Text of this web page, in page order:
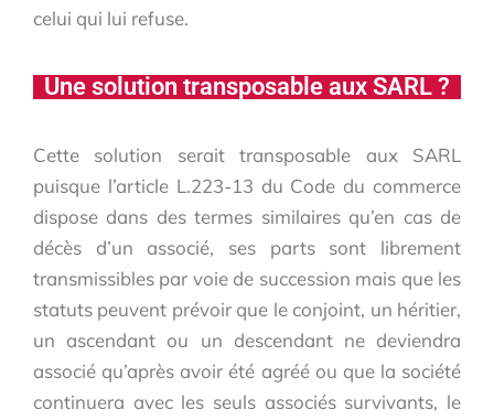
celui qui lui refuse.
Une solution transposable aux SARL ?
Cette solution serait transposable aux SARL
puisque l’article L.223-13 du Code du commerce
dispose dans des termes similaires qu’en cas de
décès d’un associé, ses parts sont librement
transmissibles par voie de succession mais que les
statuts peuvent prévoir que le conjoint, un héritier,
un ascendant ou un descendant ne deviendra
associé qu’après avoir été agréé ou que la société
continuera avec les seuls associés survivants, le